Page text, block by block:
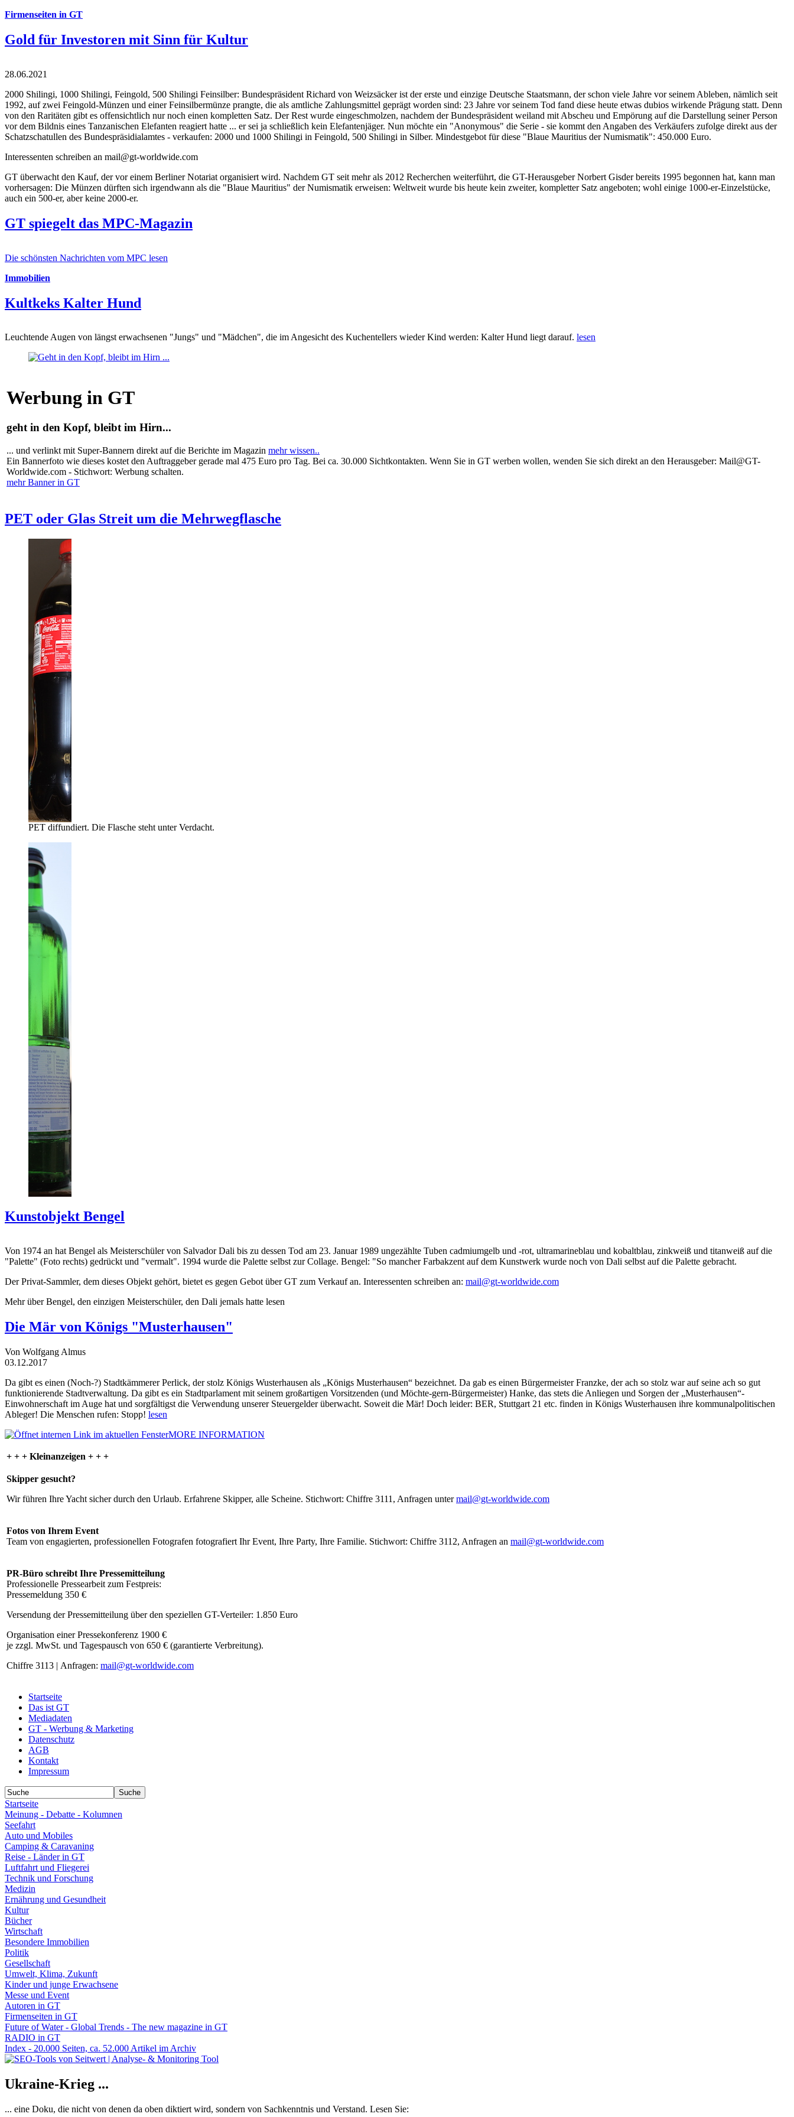
Firmenseiten in GT
Gold für Investoren mit Sinn für Kultur
28.06.2021
2000 Shilingi, 1000 Shilingi, Feingold, 500 Shilingi Feinsilber: Bundespräsident Richard von Weizsäcker ist der erste und einzige Deutsche Staatsmann, der schon viele Jahre vor seinem Ableben, nämlich seit
1992, auf zwei Feingold-Münzen und einer Feinsilbermünze prangte, die als amtliche Zahlungsmittel geprägt worden sind: 23 Jahre vor seinem Tod fand diese heute etwas dubios wirkende Prägung statt. Denn
von den Raritäten gibt es offensichtlich nur noch einen kompletten Satz. Der Rest wurde eingeschmolzen, nachdem der Bundespräsident weiland mit Abscheu und Empörung auf die Darstellung seiner Person
vor dem Bildnis eines Tanzanischen Elefanten reagiert hatte ... er sei ja schließlich kein Elefantenjäger. Nun möchte ein "Anonymous" die Serie - sie kommt den Angaben des Verkäufers zufolge direkt aus der
Schatzschatullen des Bundespräsidialamtes - verkaufen: 2000 und 1000 Shilingi in Feingold, 500 Shilingi in Silber. Mindestgebot für diese "Blaue Mauritius der Numismatik": 450.000 Euro.
Interessenten schreiben an mail@gt-worldwide.com
GT überwacht den Kauf, der vor einem Berliner Notariat organisiert wird. Nachdem GT seit mehr als 2012 Recherchen weiterführt, die GT-Herausgeber Norbert Gisder bereits 1995 begonnen hat, kann man
vorhersagen: Die Münzen dürften sich irgendwann als die "Blaue Mauritius" der Numismatik erweisen: Weltweit wurde bis heute kein zweiter, kompletter Satz angeboten; wohl einige 1000-er-Einzelstücke,
auch ein 500-er, aber keine 2000-er.
GT spiegelt das MPC-Magazin
Die schönsten Nachrichten vom MPC lesen
Immobilien
Kultkeks Kalter Hund
Leuchtende Augen von längst erwachsenen "Jungs" und "Mädchen", die im Angesicht des Kuchentellers wieder Kind werden: Kalter Hund liegt darauf. lesen
Werbung in GT
geht in den Kopf, bleibt im Hirn...
... und verlinkt mit Super-Bannern direkt auf die Berichte im Magazin mehr wissen..
Ein Bannerfoto wie dieses kostet den Auftraggeber gerade mal 475 Euro pro Tag. Bei ca. 30.000 Sichtkontakten. Wenn Sie in GT werben wollen, wenden Sie sich direkt an den Herausgeber: Mail@GT-
Worldwide.com - Stichwort: Werbung schalten.
mehr Banner in GT
PET oder Glas Streit um die Mehrwegflasche
PET diffundiert. Die Flasche steht unter Verdacht.
Kunstobjekt Bengel
Von 1974 an hat Bengel als Meisterschüler von Salvador Dali bis zu dessen Tod am 23. Januar 1989 ungezählte Tuben cadmiumgelb und -rot, ultramarineblau und kobaltblau, zinkweiß und titanweiß auf die
"Palette" (Foto rechts) gedrückt und "vermalt". 1994 wurde die Palette selbst zur Collage. Bengel: "So mancher Farbakzent auf dem Kunstwerk wurde noch von Dali selbst auf die Palette gebracht.
Der Privat-Sammler, dem dieses Objekt gehört, bietet es gegen Gebot über GT zum Verkauf an. Interessenten schreiben an: mail@gt-worldwide.com
Mehr über Bengel, den einzigen Meisterschüler, den Dali jemals hatte lesen
Die Mär von Königs "Musterhausen"
Von Wolfgang Almus
03.12.2017
Da gibt es einen (Noch-?) Stadtkämmerer Perlick, der stolz Königs Wusterhausen als „Königs Musterhausen“ bezeichnet. Da gab es einen Bürgermeister Franzke, der ach so stolz war auf seine ach so gut
funktionierende Stadtverwaltung. Da gibt es ein Stadtparlament mit seinem großartigen Vorsitzenden (und Möchte-gern-Bürgermeister) Hanke, das stets die Anliegen und Sorgen der „Musterhausen“-
Einwohnerschaft im Auge hat und sorgfältigst die Verwendung unserer Steuergelder überwacht. Soweit die Mär! Doch leider: BER, Stuttgart 21 etc. finden in Königs Wusterhausen ihre kommunalpolitischen
Ableger! Die Menschen rufen: Stopp! lesen
MORE INFORMATION
+ + + Kleinanzeigen + + +
Skipper gesucht?
Wir führen Ihre Yacht sicher durch den Urlaub. Erfahrene Skipper, alle Scheine. Stichwort: Chiffre 3111, Anfragen untermail@gt-worldwide.com
Fotos von Ihrem Event
Team von engagierten, professionellen Fotografen fotografiert Ihr Event, Ihre Party, Ihre Familie. Stichwort: Chiffre 3112, Anfragen an mail@gt-worldwide.com
PR-Büro schreibt Ihre Pressemitteilung
Professionelle Pressearbeit zum Festpreis:
Pressemeldung 350 €
Versendung der Pressemitteilung über den speziellen GT-Verteiler: 1.850 Euro
Organisation einer Pressekonferenz 1900 €
je zzgl. MwSt. und Tagespausch von 650 € (garantierte Verbreitung).
Chiffre 3113 | Anfragen: mail@gt-worldwide.com
Startseite
Das ist GT
Mediadaten
GT - Werbung & Marketing
Datenschutz
AGB
Kontakt
Impressum
Startseite
Meinung - Debatte - Kolumnen
Seefahrt
Auto und Mobiles
Camping & Caravaning
Reise - Länder in GT
Luftfahrt und Fliegerei
Technik und Forschung
Medizin
Ernährung und Gesundheit
Kultur
Bücher
Wirtschaft
Besondere Immobilien
Politik
Gesellschaft
Umwelt, Klima, Zukunft
Kinder und junge Erwachsene
Messe und Event
Autoren in GT
Firmenseiten in GT
Future of Water - Global Trends - The new magazine in GT
RADIO in GT
Index - 20.000 Seiten, ca. 52.000 Artikel im Archiv
Ukraine-Krieg ...
... eine Doku, die nicht von denen da oben diktiert wird, sondern von Sachkenntnis und Verstand. Lesen Sie: